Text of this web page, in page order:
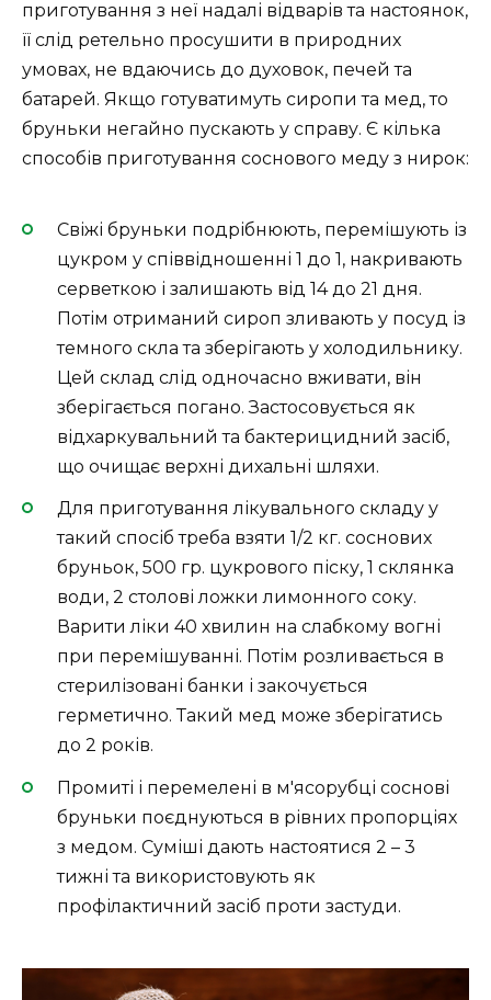
приготування з неї надалі відварів та настоянок,
її слід ретельно просушити в природних
умовах, не вдаючись до духовок, печей та
батарей. Якщо готуватимуть сиропи та мед, то
бруньки негайно пускають у справу. Є кілька
способів приготування соснового меду з нирок:
Свіжі бруньки подрібнюють, перемішують із
цукром у співвідношенні 1 до 1, накривають
серветкою і залишають від 14 до 21 дня.
Потім отриманий сироп зливають у посуд із
темного скла та зберігають у холодильнику.
Цей склад слід одночасно вживати, він
зберігається погано. Застосовується як
відхаркувальний та бактерицидний засіб,
що очищає верхні дихальні шляхи.
Для приготування лікувального складу у
такий спосіб треба взяти 1/2 кг. соснових
бруньок, 500 гр. цукрового піску, 1 склянка
води, 2 столові ложки лимонного соку.
Варити ліки 40 хвилин на слабкому вогні
при перемішуванні. Потім розливається в
стерилізовані банки і закочується
герметично. Такий мед може зберігатись
до 2 років.
Промиті і перемелені в м'ясорубці соснові
бруньки поєднуються в рівних пропорціях
з медом. Суміші дають настоятися 2 – 3
тижні та використовують як
профілактичний засіб проти застуди.